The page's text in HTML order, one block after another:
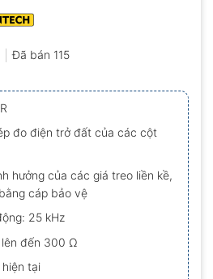
Đã bán 115
đo điện trở đất của các cột
hưởng của các giá treo liền kề,
cáp bảo vệ
25 kHz
đến 300 Ω
tại